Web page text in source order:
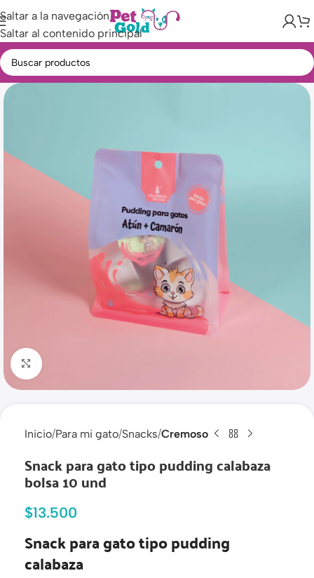
Saltar a la navegación
Saltar al contenido principal
Haga clic para ampliar
Inicio Para mi gato Snacks Cremoso
Snack para gato tipo pudding calabaza
bolsa 10 und
$13.500
Snack para gato tipo pudding
calabaza